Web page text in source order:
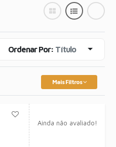
Ordenar Por: Título
Mais Filtros
Ainda não avaliado!